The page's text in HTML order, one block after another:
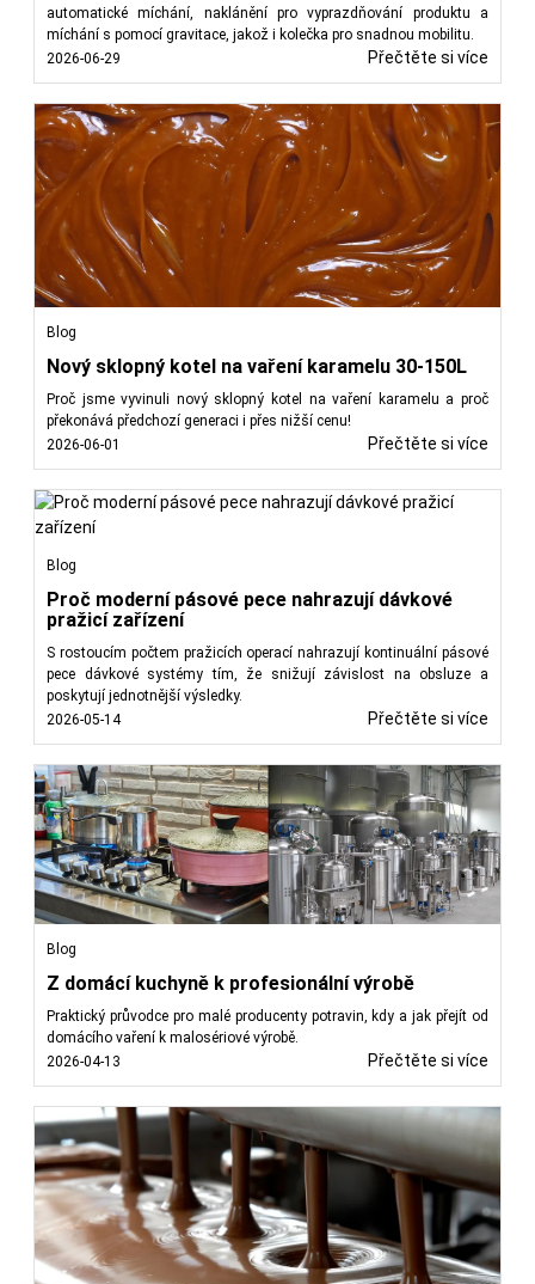
automatické míchání, naklánění pro vyprazdňování produktu a
míchání s pomocí gravitace, jakož i kolečka pro snadnou mobilitu.
2026-06-29
Přečtěte si více
Blog
Nový sklopný kotel na vaření karamelu 30-150L
Proč jsme vyvinuli nový sklopný kotel na vaření karamelu a proč
překonává předchozí generaci i přes nižší cenu!
2026-06-01
Přečtěte si více
Blog
Proč moderní pásové pece nahrazují dávkové
pražicí zařízení
S rostoucím počtem pražicích operací nahrazují kontinuální pásové
pece dávkové systémy tím, že snižují závislost na obsluze a
poskytují jednotnější výsledky.
2026-05-14
Přečtěte si více
Blog
Z domácí kuchyně k profesionální výrobě
Praktický průvodce pro malé producenty potravin, kdy a jak přejít od
domácího vaření k malosériové výrobě.
2026-04-13
Přečtěte si více